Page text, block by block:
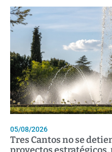
05/08/2026
Tres Cantos no se